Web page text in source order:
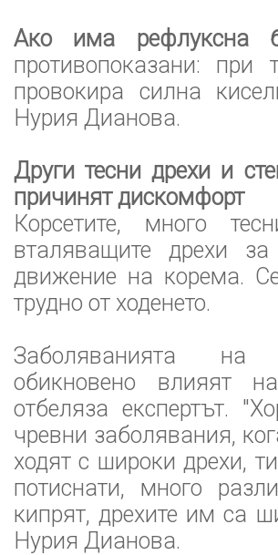
Ако има рефлуксна
противопоказани: при
провокира силна
Нурия Дианова.
Други тесни дрехи и
причинят дискомфорт
Корсетите, много
вталяващите дрехи
движение на корема.
трудно от ходенето.
Заболяванията на
обикновено влияят
отбеляза експертът.
чревни заболявания,
ходят с широки дрехи,
потиснати, много
кипрят, дрехите им са
Нурия Дианова.